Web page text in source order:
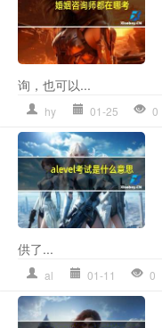
询，也可以...
hy 01-25 0
供了...
al 01-11 0